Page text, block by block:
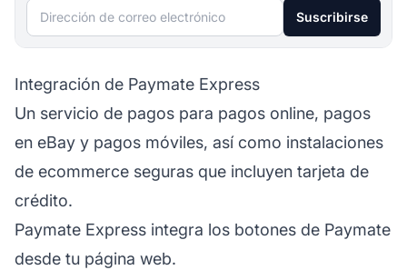
Dirección de correo electrónico Suscribirse
Integración de Paymate Express
Un servicio de pagos para pagos online, pagos
en eBay y pagos móviles, así como instalaciones
de ecommerce seguras que incluyen tarjeta de
crédito.
Paymate Express integra los botones de Paymate
desde tu página web.